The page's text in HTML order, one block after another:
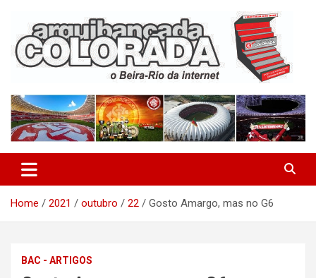
content
Arquibancada Colorada
Home 2021 outubro 22 Gosto Amargo, mas no G6
BAC - ARTIGOS